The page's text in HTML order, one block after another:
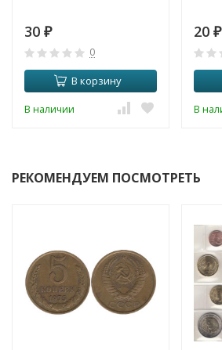
30 ₽
0
В корзину
В наличии
20 ₽
В
РЕКОМЕНДУЕМ ПОСМОТРЕТЬ